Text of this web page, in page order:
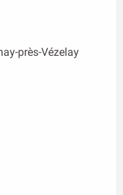
près-Vézelay